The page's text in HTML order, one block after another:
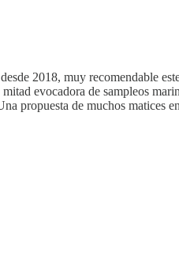
2018, muy recomendable
evocadora de sampleos
propuesta de muchos matices